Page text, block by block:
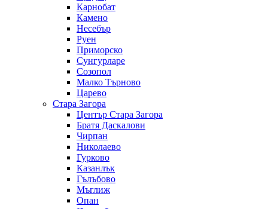
Карнобат
Камено
Несебър
Руен
Приморско
Сунгурларе
Созопол
Малко Търново
Царево
Стара Загора
Център Стара Загора
Братя Даскалови
Чирпан
Николаево
Гурково
Казанлък
Гълъбово
Мъглиж
Опан